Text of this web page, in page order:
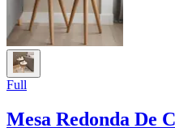
Full
Mesa Redonda De